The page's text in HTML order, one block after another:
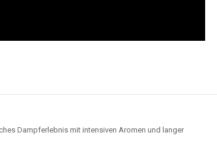
Dampferlebnis mit intensiven Aromen und langer